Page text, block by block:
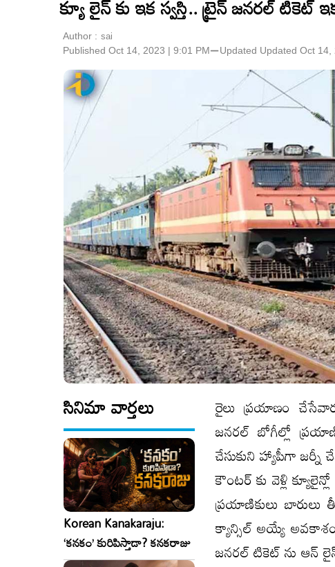
క్యూ లైన్ కు ఇక స్వస్తి.. ట్రైన్ జనరల్
Author : sai
Published Oct 14, 2023 | 9:01 PM⚊Updated Updated Oct 14,
సినిమా వార్తలు
Korean Kanakaraju:
‘కనకం’ కురిపిస్తాడా? కనకరాజు
రైలు ప్రయాణం
జనరల్ బోగీల్లో
చేసుకుని హ్యాపీగా జర్నీ
కౌంటర్ కు వెళ్లి
ప్రయాణికులు
క్యాన్సిల్ అయ్యే
జనరల్ టికెట్ ను ఆన్